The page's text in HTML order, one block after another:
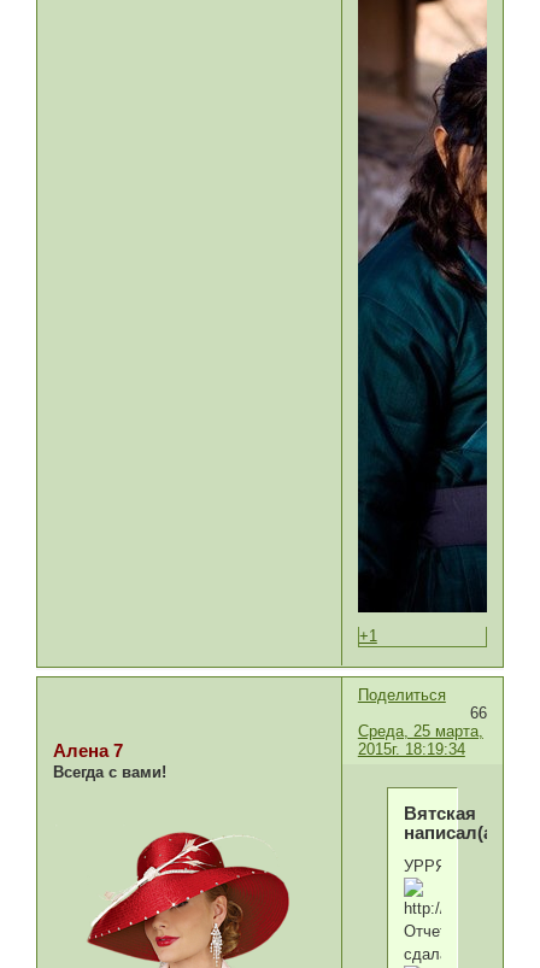
+1
Поделиться
66
Среда, 25 марта,
2015г. 18:19:34
Алена 7
Всегда с вами!
Вятская
написал(а):
Отчеты